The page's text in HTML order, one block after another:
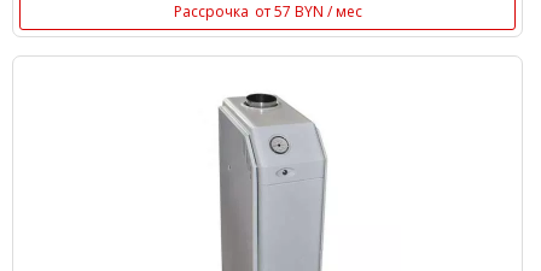
Рассрочка от 57 BYN / мес